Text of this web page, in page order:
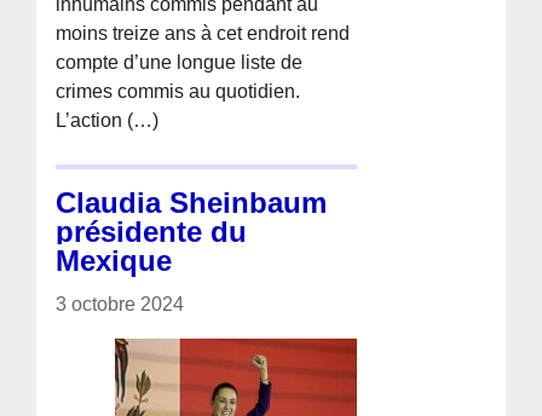
moins treize ans à cet endroit rend
compte d’une longue liste de
crimes commis au quotidien.
L’action (…)
Claudia Sheinbaum
présidente du
Mexique
3 octobre 2024